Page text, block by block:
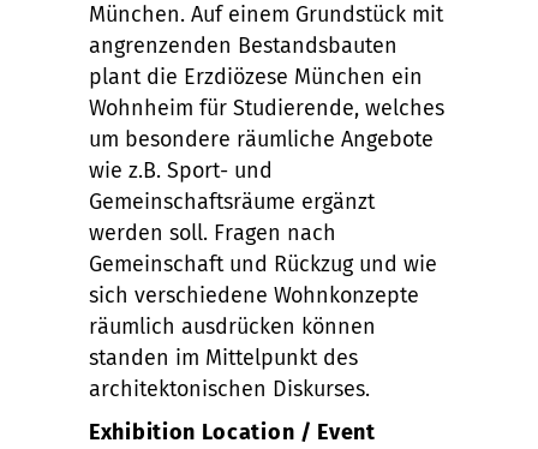
München. Auf einem Grundstück mit
angrenzenden Bestandsbauten
plant die Erzdiözese München ein
Wohnheim für Studierende, welches
um besondere räumliche Angebote
wie z.B. Sport- und
Gemeinschaftsräume ergänzt
werden soll. Fragen nach
Gemeinschaft und Rückzug und wie
sich verschiedene Wohnkonzepte
räumlich ausdrücken können
standen im Mittelpunkt des
architektonischen Diskurses.
Exhibition Location / Event